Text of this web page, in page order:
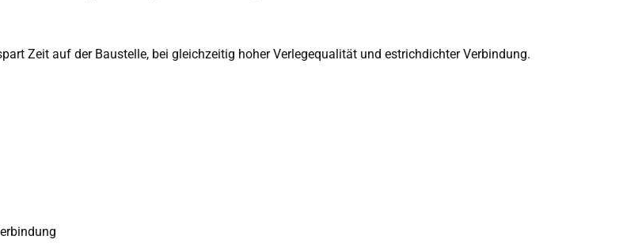
Zeit auf der Baustelle, bei gleichzeitig hoher Verlegequalität und estrichdichter Verbindung.